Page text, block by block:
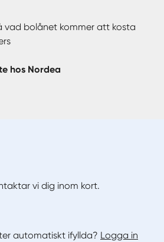
vad bolånet kommer att kosta
hos Nordea
vi dig inom kort.
automatiskt ifyllda? Logga in